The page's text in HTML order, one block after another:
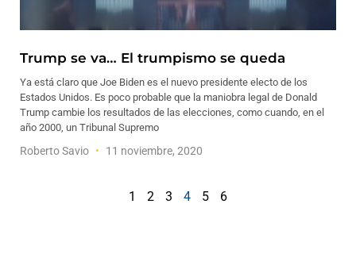
Trump se va… El trumpismo se queda
Ya está claro que Joe Biden es el nuevo presidente electo de los
Estados Unidos. Es poco probable que la maniobra legal de Donald
Trump cambie los resultados de las elecciones, como cuando, en el
año 2000, un Tribunal Supremo
Roberto Savio 11 noviembre, 2020
1 2 3 4 5 6